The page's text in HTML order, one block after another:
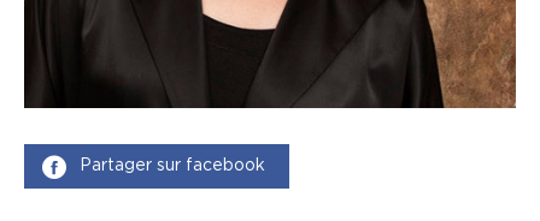
Partager sur facebook